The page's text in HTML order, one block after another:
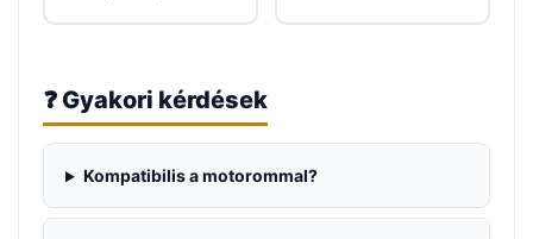
❓ Gyakori kérdések
Kompatibilis a motorommal?